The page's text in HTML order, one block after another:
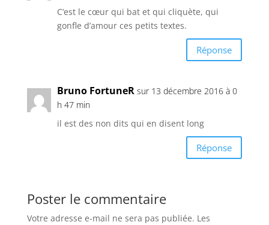
C’est le cœur qui bat et qui cliquète, qui
gonfle d’amour ces petits textes.
Réponse
Bruno FortuneR sur 13 décembre 2016 à 0
h 47 min
il est des non dits qui en disent long
Réponse
Poster le commentaire
Votre adresse e-mail ne sera pas publiée. Les